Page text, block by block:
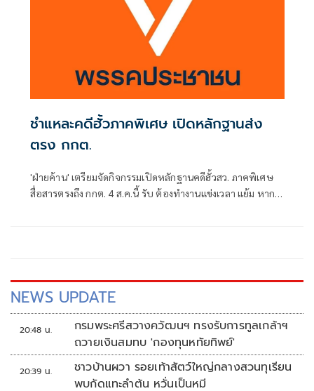
ชำแหละคดีฮั้วภาคพิเศษ เปิดหลักฐานส่ง
ตรง กกต.
'ฝ่ายค้าน' เตรียมจัดกิจกรรมเปิดหลักฐานคดีฮั้วสว. ภาคพิเศษ
สื่อสารตรงถึง กกต. 4 ส.ค.นี้ รับ ต้องทำงานแข่งเวลา แย้ม หาก
NEWS UPDATE
20:48 น.
กรมพระศรีสวางควัฒนฯ ทรงรับการทูลเกล้าฯ
ถวายเงินสมทบ 'กองทุนหทัยทิพย์'
20:39 น.
ชาวบ้านผวา รอยเท้าสัตว์ใหญ่กลางสวนทุเรียน
พบกัดแทะลำต้น หวั่นเป็นหมี